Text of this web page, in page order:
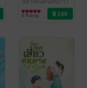
โชคดีมาสู่
ครอบครัว
ปลายฝนต้นหนาว /
Thonkao_oo
นิยายรักจีนโบราณ
9 Rating